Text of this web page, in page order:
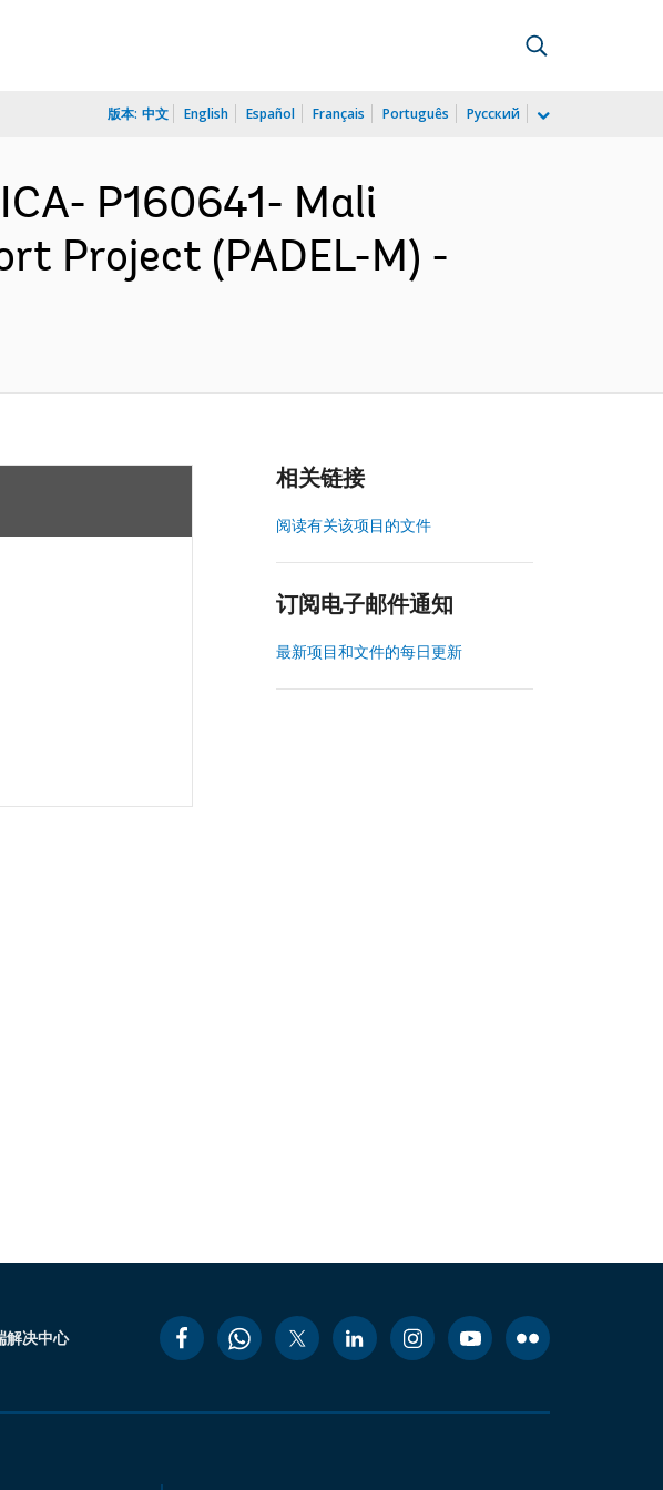
版本: 中文 English Español Français Português Русский
P160641- Mali
Project (PADEL-M) -
相关链接
阅读有关该项目的文件
订阅电子邮件通知
最新项目和文件的每日更新
解决中心